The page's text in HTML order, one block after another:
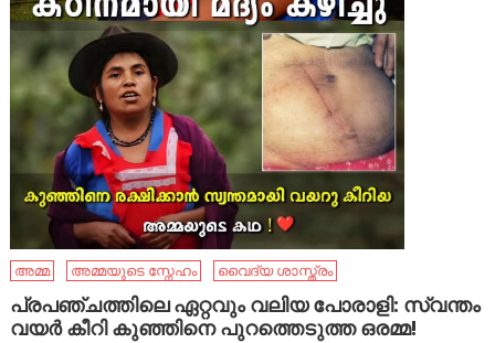
അമ്മ അമ്മയുടെ സ്നേഹം വൈദ്യ ശാസ്ത്രം
പ്രപഞ്ചത്തിലെ ഏറ്റവും വലിയ പോരാളി: സ്വന്തം
വയർ കീറി കുഞ്ഞിനെ പുറത്തെടുത്ത ഒരമ്മ!